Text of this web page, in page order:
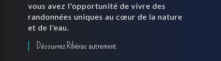
vous avez l'opportunité de vivre des
randonnées uniques au cœur de la nature
et de l'eau.
Découvrez Ribérac autrement